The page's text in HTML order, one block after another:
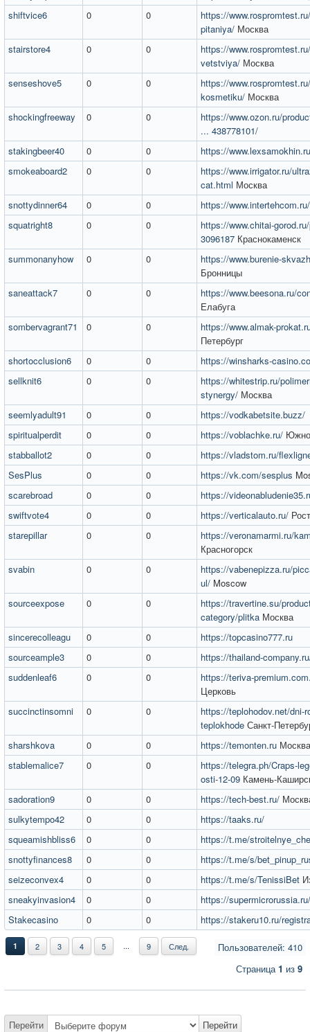
shiftvice6
0 0
https://
pitaniya/ Москва
stairstore4
0 0
https://
vetstviya/ Москва
senseshove5
0 0
https://
kosmetiku/ Москва
shockingfreeway
0 0
https://www.ozon.ru/
... 438778101/
stakingbeer40
0 0
https://www.lexsamokhin.ru
smokeaboard2
0 0
https://www.irrigator.ru/
cat.html Москва
snottydinner64
0 0
https://www.intertehcom.ru/
squatright8
0 0
https://www.chitai-
3096187 Краснокаменск
summonanyhow
0 0
https://www.burenie-
Бронницы
saneattack7
0 0
https://www.beesona.ru/
Елабуга
sombervagrant71
0 0
https://www.almak-
Петербург
shortocclusion6
0 0
https://winsharks-
sellknit6
0 0
https://whitestrip.ru/
stynergy/ Москва
seemlyadult91
0 0
https://vodkabetsite.buzz/
spiritualperdit
0 0 https://voblachke.ru/
stabballot2
0 0
https://vladstom.ru/
SesPlus
0 0 https://vk.com/sesplus
scarebroad
0 0
https://
swiftvote4
0 0 https://verticalauto.ru/
starepillar
0 0
https://veronamarmi.ru/
Красногорск
svabin
0 0
https://vabenepizza.ru/
ul/ Moscow
sourceexpose
0 0
https://travertine.su/
category/plitka Москва
sincerecolleagu
0 0
https://topcasino777.ru
sourceample3
0 0
https://thailand-
suddenleaf6
0 0
https://teriva-
Церковь
succinctinsomni
0 0
https://teplohodov.net/dni-
teplokhode Санкт-
sharshkova
0 0 https://temonten.ru Москва
stablemalice7
0 0
https://telegra.ph/Craps-
osti-12-09 Камень-
sadoration9
0 0 https://tech-best.ru/
sulkytempo42
0 0
https://taaks.ru/
squeamishbliss6
0 0
https://t.me/
snottyfinances8
0 0
https://t.me/s/
seizeconvex4
0 0 https://t.me/s/TenissiBet
sneakyinvasion4
0 0
https://supermicrorussia.ru/
Stakecasino
0 0 https://stakeru10.ru/
Пользователей: 410
1 2 3 4 5 ... 9 След.
Страница1 из 9
Перейти Перейти